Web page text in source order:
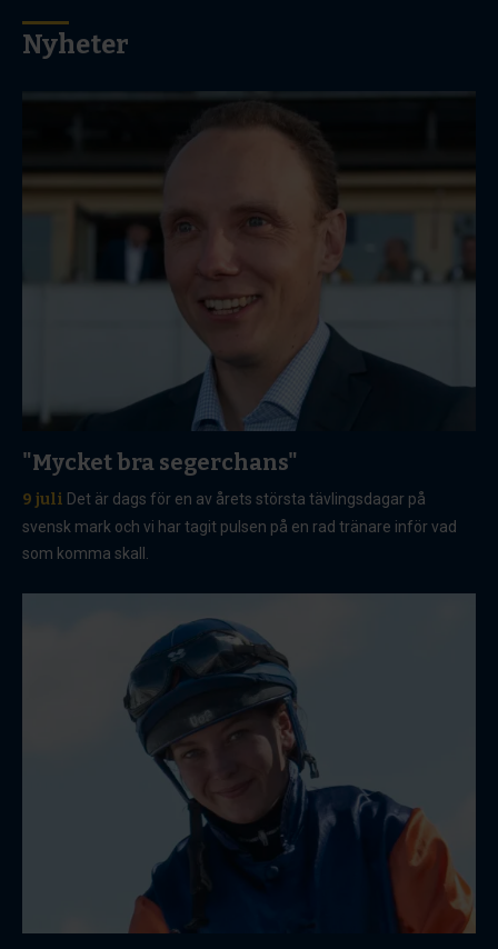
Nyheter
"Mycket bra segerchans"
9 juli Det är dags för en av årets största tävlingsdagar på
svensk mark och vi har tagit pulsen på en rad tränare inför vad
som komma skall.